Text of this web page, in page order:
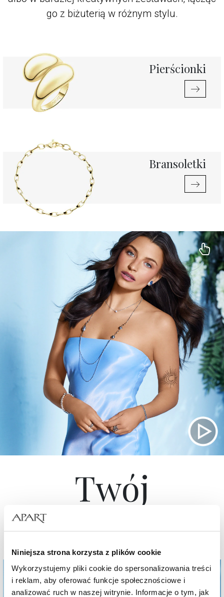
Niniejsza strona korzysta z plików cookie
Wykorzystujemy pliki cookie do spersonalizowania treści
i reklam, aby oferować funkcje społecznościowe i
analizować ruch w naszej witrynie. Informacje o tym, jak
go z biżuterią w różnym stylu.
Pierścionki
Bransoletki
Twój
wybór